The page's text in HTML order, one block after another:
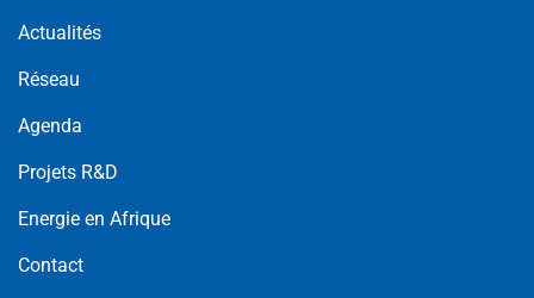
Actualités
Réseau
Agenda
Projets R&D
Energie en Afrique
Contact